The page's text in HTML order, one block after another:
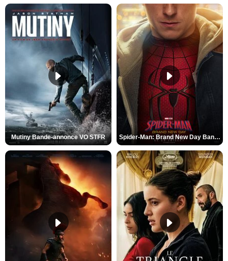
Mutiny Bande-annonce VO STFR Spider-Man: Brand New Day Bande-annonce VO STFR